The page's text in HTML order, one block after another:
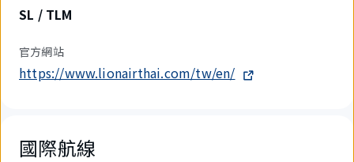
SL / TLM
官方網站
https://www.lionairthai.com/tw/en/
國際航線